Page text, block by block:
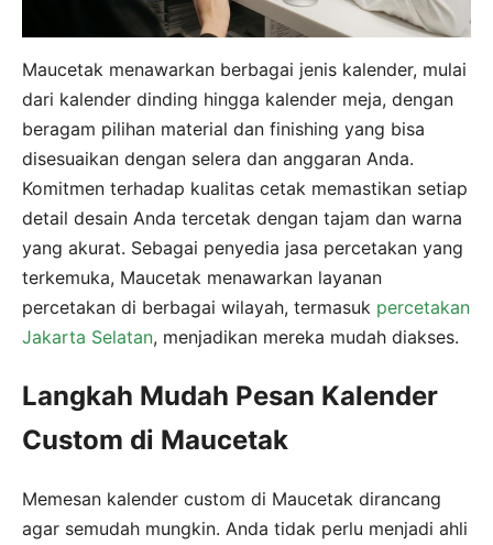
Maucetak menawarkan berbagai jenis kalender, mulai
dari kalender dinding hingga kalender meja, dengan
beragam pilihan material dan finishing yang bisa
disesuaikan dengan selera dan anggaran Anda.
Komitmen terhadap kualitas cetak memastikan setiap
detail desain Anda tercetak dengan tajam dan warna
yang akurat. Sebagai penyedia jasa percetakan yang
terkemuka, Maucetak menawarkan layanan
percetakan di berbagai wilayah, termasuk percetakan
Jakarta Selatan, menjadikan mereka mudah diakses.
Langkah Mudah Pesan Kalender
Custom di Maucetak
Memesan kalender custom di Maucetak dirancang
agar semudah mungkin. Anda tidak perlu menjadi ahli